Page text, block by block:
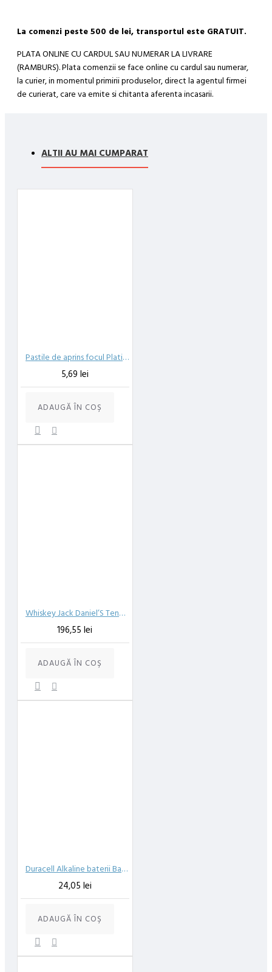
La comenzi peste 500 de lei, transportul este GRATUIT.
PLATA ONLINE CU CARDUL SAU NUMERAR LA LIVRARE
(RAMBURS). Plata comenzii se face online cu cardul sau numerar,
la curier, in momentul primirii produselor, direct la agentul firmei
de curierat, care va emite si chitanta aferenta incasarii.
compania de curierat, care va livreaza comanda în decursul a 24-
48 ore din momentul confirmarii comenzii, daca aceasta a fost
comanda a fost facuta dupa ora 12:00, sambata sau duminica ne
ALTII AU MAI CUMPARAT
Pastile de aprins focul Platinum Fire 48 buc
5,69 lei
ADAUGĂ ÎN COŞ
Whiskey Jack Daniel’S Tennesse 40%, 1 l
196,55 lei
ADAUGĂ ÎN COŞ
Duracell Alkaline baterii Basic AA R6 6 buc
24,05 lei
ADAUGĂ ÎN COŞ